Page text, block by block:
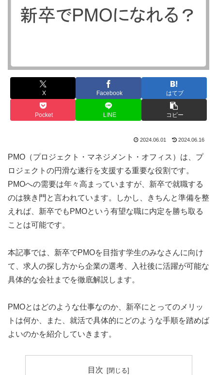
X Facebook はてブ
Pocket LINE コピー
2024.06.01 2024.06.16
PMO（プロジェクト・マネジメント・オフィス）は、プ
ロジェクトの円滑な遂行を支援する重要な役割です。
PMOへの需要は年々高まっていますが、新卒で就職する
のは狭き門と言われています。しかし、きちんと準備を整
えれば、新卒でもPMOという有望な職に内定を勝ち取る
ことは可能です。
本記事では、新卒でPMOを目指す学生のみなさんに向け
て、求人の探し方から企業の選考、入社後に活躍が可能な
具体的な会社までを徹底解説します。
PMOとはどのような仕事なのか、新卒にとってのメリッ
トは何か、また、就活で具体的にどのような手順を踏めば
よいのかを紹介していきます。
目次